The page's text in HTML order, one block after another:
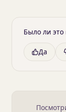
Было ли это
Да